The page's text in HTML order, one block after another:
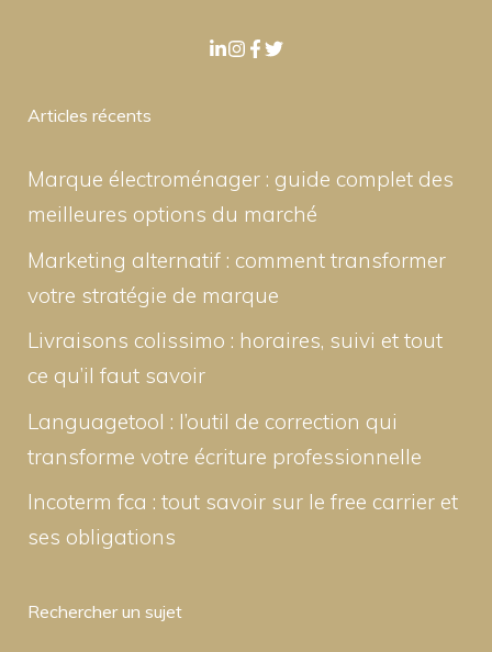
Articles récents
Marque électroménager : guide complet des
meilleures options du marché
Marketing alternatif : comment transformer
votre stratégie de marque
Livraisons colissimo : horaires, suivi et tout
ce qu’il faut savoir
Languagetool : l’outil de correction qui
transforme votre écriture professionnelle
Incoterm fca : tout savoir sur le free carrier et
ses obligations
Rechercher un sujet